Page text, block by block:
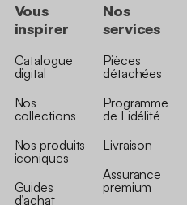
Vous
inspirer
Catalogue
digital
Nos
collections
Nos produits
iconiques
Guides
d’achat
Nos
services
Pièces
détachées
Programme
de Fidélité
Livraison
Assurance
premium